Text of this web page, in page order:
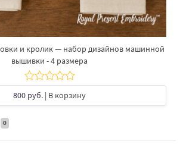
и кролик — набор дизайнов машинной
вышивки - 4 размера
800 руб. | В корзину
0